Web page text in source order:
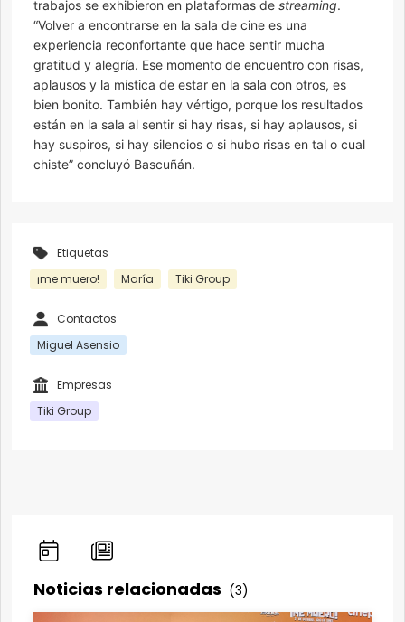
trabajos se exhibieron en plataformas de streaming.
“Volver a encontrarse en la sala de cine es una
experiencia reconfortante que hace sentir mucha
gratitud y alegría. Ese momento de encuentro con risas,
aplausos y la mística de estar en la sala con otros, es
bien bonito. También hay vértigo, porque los resultados
están en la sala al sentir si hay risas, si hay aplausos, si
hay suspiros, si hay silencios o si hubo risas en tal o cual
chiste” concluyó Bascuñán.
Etiquetas
¡me muero!
María Tiki Group
Contactos
Miguel Asensio
Empresas
Tiki Group
Noticias relacionadas (3)